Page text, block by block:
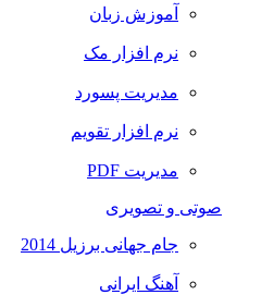
آموزش زبان
نرم افزار مک
مدیریت پسورد
نرم افزار تقویم
مدیریت PDF
صوتی و تصویری
جام جهانی برزیل 2014
آهنگ ایرانی